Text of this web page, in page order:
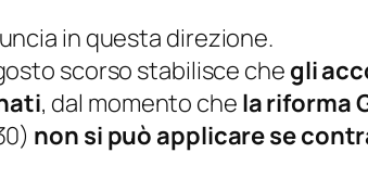
in questa direzione.
scorso stabilisce che gli
, dal momento che la riforma
non si può applicare se